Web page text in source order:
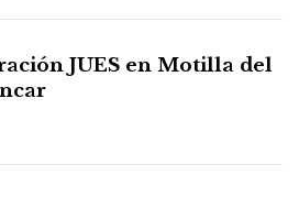
JUES en Motilla del